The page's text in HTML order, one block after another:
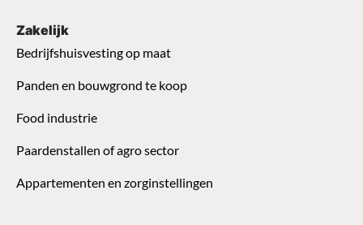
Zakelijk
Bedrijfshuisvesting op maat
Panden en bouwgrond te koop
Food industrie
Paardenstallen of agro sector
Appartementen en zorginstellingen